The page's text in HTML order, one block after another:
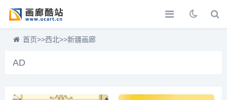
首页>>西北>>新疆画廊
AD